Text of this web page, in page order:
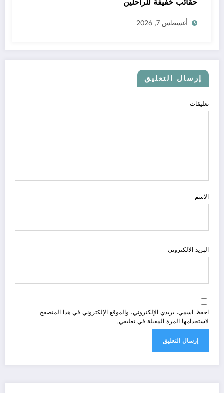
أغسطس 7, 2026
إرسال التعليق
تعليقات
الاسم
البريد الالكتروني
احفظ اسمي، بريدي الإلكتروني، والموقع الإلكتروني في هذا المتصفح
لاستخدامها المرة المقبلة في تعليقي.